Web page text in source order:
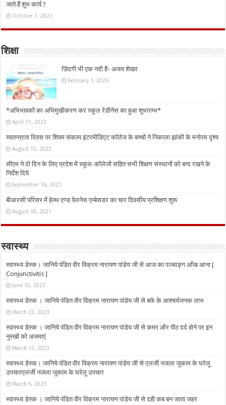
जाते हैं शुभ कार्य ?
October 1, 2023
शिक्षा
ज़िंदगी भी एक नदी है- अजय शेखर
February 1, 2026
*अभिभावकों का अभिमुखीकरण कर स्कूल रेडीनेस का हुआ शुभारम्भ*
April 11, 2023
स्वतन्त्रता दिवस पर शिवम संकल्प इंटरमीडिएट कॉलेज के बच्चों ने निकाला झांकी के मनोरम दृश्य
August 15, 2022
सीएम ने दो दिन के लिए प्रदेश में स्कूल-कॉलेजों सहित सभी शिक्षण संस्थानों को बन्द रखने के
निर्देश दिये
September 16, 2021
बीआरसी परिसर में हेल्थ एण्ड वेलनेस एम्बेसडर का चार दिवसीय प्रशिक्षण शुरू
August 18, 2021
स्वास्थ्य
स्वास्थ्य डेस्क। जानिये पंडित वीर विक्रम नारायण पांडेय जी से आज का पञ्चाङ्ग आँख आना [
Conjunctivitis ]
June 10, 2023
स्वास्थ्य डेस्क । जानिये पंडित वीर विक्रम नारायण पांडेय जी से बर्फ के आश्चर्यजनक लाभ
March 22, 2023
स्वास्थ्य डेस्क । जानिये पंडित वीर विक्रम नारायण पांडेय जी से कमर और पीठ दर्द होने पर इन
नुस्‍खों को अजमाएं
March 15, 2023
स्वास्थ्य डेस्क। जानिये पंडित वीर विक्रम नारायण पांडेय जी से एलर्जी नजला जुकाम के घरेलू
उपचारएलर्जी नजला जुकाम के घरेलू उपचार
March 6, 2023
स्वास्थ्य डेस्क । जानिये पंडित वीर विक्रम नारायण पांडेय जी से दही कब बन जाता जहर